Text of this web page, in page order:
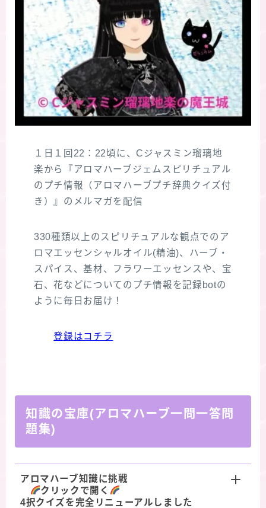
１日１回22：22頃に、Cジャスミン瑠璃地
楽から『アロマハーブジェムスピリチュアル
のプチ情報（アロマハーブプチ辞典クイズ付
き）』のメルマガを配信
330種類以上のスピリチュアルな観点でのア
ロマエッセンシャルオイル(精油)、ハーブ・
スパイス、基材、フラワーエッセンスや、宝
石、花などについてのプチ情報を記録botの
ように毎日お届け！
登録はコチラ
知識の宝庫(アロマハーブ一問一答問
題集)
アロマハーブ知識に挑戦
クリックで開く
4択クイズを完全リニューアルしました